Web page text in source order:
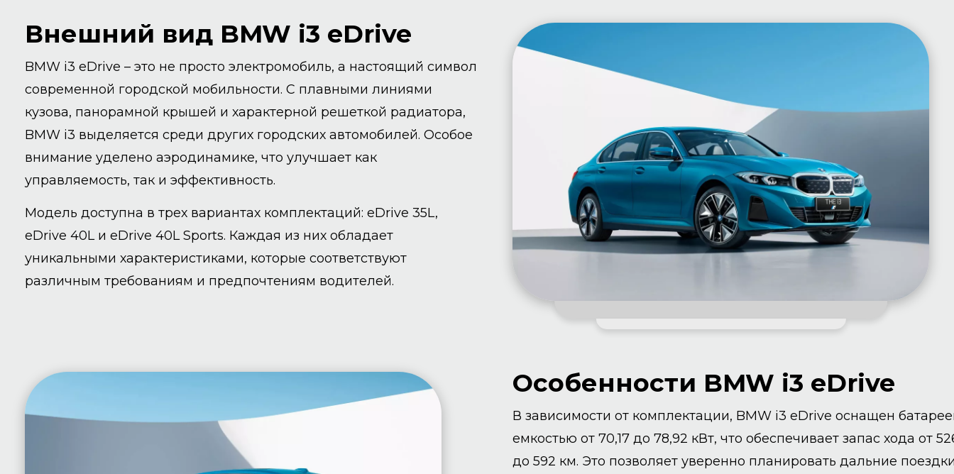
Внешний вид BMW i3 eDrive
BMW i3 eDrive – это не просто электромобиль, а настоящий символ
современной городской мобильности. С плавными линиями
кузова, панорамной крышей и характерной решеткой радиатора,
BMW i3 выделяется среди других городских автомобилей. Особое
внимание уделено аэродинамике, что улучшает как
управляемость, так и эффективность.
Модель доступна в трех вариантах комплектаций: eDrive 35L,
eDrive 40L и eDrive 40L Sports. Каждая из них обладает
уникальными характеристиками, которые соответствуют
различным требованиям и предпочтениям водителей.
Особенности BMW i3 eDrive
В зависимости от комплектации, BMW i3 eDrive оснащен
емкостью от 70,17 до 78,92 кВт, что обеспечивает запас хода от
до 592 км. Это позволяет уверенно планировать дальние